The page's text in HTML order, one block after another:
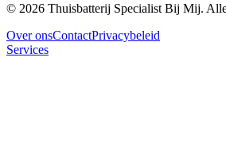
© 2026 Thuisbatterij Specialist Bij Mij.
Over onsContactPrivacybeleid
Services